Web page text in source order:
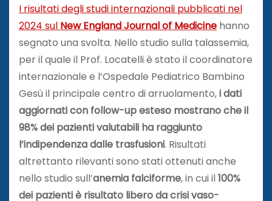
I risultati degli studi internazionali pubblicati nel
2024 sul New England Journal of Medicine hanno
segnato una svolta. Nello studio sulla talassemia,
per il quale il Prof. Locatelli è stato il coordinatore
internazionale e l’Ospedale Pediatrico Bambino
Gesù il principale centro di arruolamento,i dati
aggiornati con follow-up esteso mostrano che il
98% dei pazienti valutabili ha raggiunto
l’indipendenza dalle trasfusioni. Risultati
altrettanto rilevanti sono stati ottenuti anche
nello studio sull’anemia falciforme, in cui il100%
dei pazienti è risultato libero da crisi vaso-